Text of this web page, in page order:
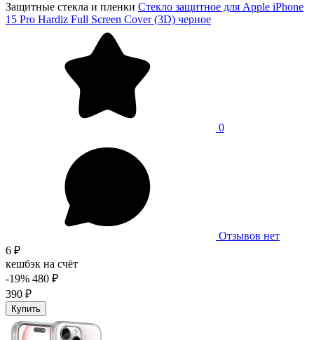
Защитные стекла и пленки Стекло защитное для Apple iPhone
15 Pro Hardiz Full Screen Cover (3D) черное
0
Отзывов нет
6 ₽
кешбэк на счёт
-19% 480 ₽
390 ₽
Купить